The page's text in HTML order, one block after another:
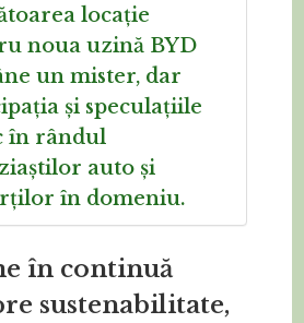
locație
noua uzină BYD
un mister, dar
și speculațiile
în rândul
auto și
în domeniu.
în continuă
sustenabilitate,